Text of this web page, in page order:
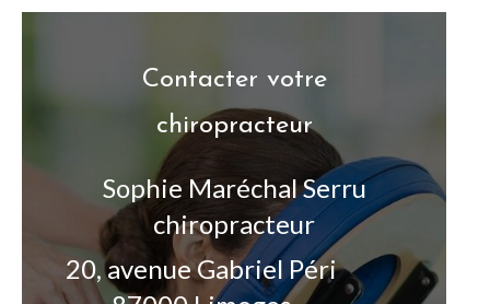
Contacter votre
chiropracteur
Sophie Maréchal Serru
chiropracteur
20, avenue Gabriel Péri